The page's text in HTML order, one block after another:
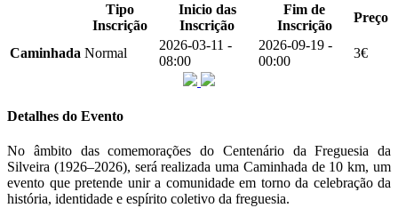
Tipo
Inscrição
Inicio das
Inscrição
Fim de
Inscrição
Preço
Caminhada Normal
2026-03-11 -
08:00
2026-09-19 -
00:00
3€
Detalhes do Evento
No âmbito das comemorações do Centenário da Freguesia da
Silveira (1926–2026), será realizada uma Caminhada de 10 km, um
evento que pretende unir a comunidade em torno da celebração da
história, identidade e espírito coletivo da freguesia.